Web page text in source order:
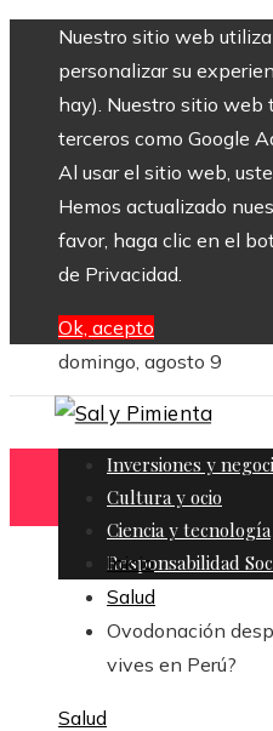
Nuestro sitio web
personalizar su
hay). Nuestro sitio web
terceros como Google
Al usar el sitio web,
Hemos actualizado
favor, haga clic en el
de Privacidad.
Ok, acepto
domingo, agosto 9
Inversiones y
Cultura y ocio
Ciencia y tecnología
Responsabilidad
Inicio
Salud
Ovodonación
vives en Perú?
Salud